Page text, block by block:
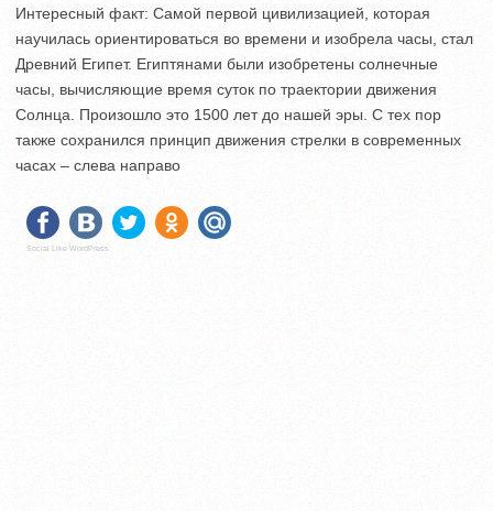
Интересный факт: Самой первой цивилизацией, которая
научилась ориентироваться во времени и изобрела часы, стал
Древний Египет. Египтянами были изобретены солнечные
часы, вычисляющие время суток по траектории движения
Солнца. Произошло это 1500 лет до нашей эры. С тех пор
также сохранился принцип движения стрелки в современных
часах – слева направо
Social Like WordPress